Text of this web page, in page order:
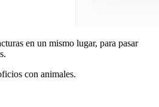
en un mismo lugar, para pasar
con animales.